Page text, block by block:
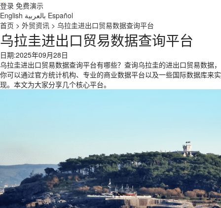
登录 免费演示
English بالعربية Español
首页 > 外贸资讯 > 乌拉圭进出口贸易数据查询平台
乌拉圭进出口贸易数据查询平台
日期:2025年09月28日
乌拉圭进出口贸易数据查询平台有哪些？查询乌拉圭的进出口贸易数据，
你可以通过官方统计机构、专业的商业数据平台以及一些国际数据库来实
现。本文为大家分享几个核心平台。